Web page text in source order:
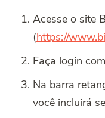
Acesse o site
(https://
Faça login
Na barra
você incluirá